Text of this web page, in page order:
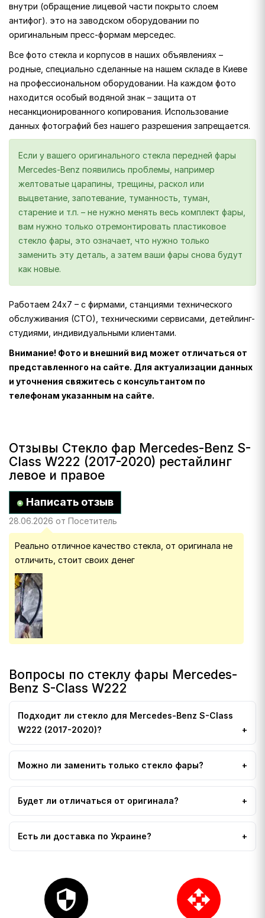
внутри (обращение лицевой части покрыто слоем
антифог). это на заводском оборудовании по
оригинальным пресс-формам мерседес.
Все фото стекла и корпусов в наших объявлениях –
родные, специально сделанные на нашем складе в Киеве
на профессиональном оборудовании. На каждом фото
находится особый водяной знак – защита от
несанкционированного копирования. Использование
данных фотографий без нашего разрешения запрещается.
Если у вашего оригинального стекла передней фары
Mercedes-Benz появились проблемы, например
желтоватые царапины, трещины, раскол или
выцветание, запотевание, туманность, туман,
старение и т.п. – не нужно менять весь комплект фары,
вам нужно только отремонтировать пластиковое
стекло фары, это означает, что нужно только
заменить эту деталь, а затем ваши фары снова будут
как новые.
Работаем 24х7 – с фирмами, станциями технического
обслуживания (СТО), техническими сервисами, детейлинг-
студиями, индивидуальными клиентами.
Внимание! Фото и внешний вид может отличаться от
представленного на сайте. Для актуализации данных
и уточнения свяжитесь с консультантом по
телефонам указанным на сайте.
Отзывы Стекло фар Mercedes-Benz S-
Class W222 (2017-2020) рестайлинг
левое и правое
Написать отзыв
28.06.2026 от Посетитель
Реально отличное качество стекла, от оригинала не
отличить, стоит своих денег
Вопросы по стеклу фары Mercedes-
Benz S-Class W222
Подходит ли стекло для Mercedes-Benz S-Class
W222 (2017-2020)?
Можно ли заменить только стекло фары?
Будет ли отличаться от оригинала?
Есть ли доставка по Украине?
security open_with